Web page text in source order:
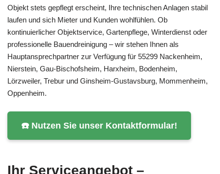
Objekt stets gepflegt erscheint, Ihre technischen Anlagen stabil
laufen und sich Mieter und Kunden wohlfühlen. Ob
kontinuierlicher Objektservice, Gartenpflege, Winterdienst oder
professionelle Bauendreinigung – wir stehen Ihnen als
Hauptansprechpartner zur Verfügung für 55299 Nackenheim,
Nierstein, Gau-Bischofsheim, Harxheim, Bodenheim,
Lörzweiler, Trebur und Ginsheim-Gustavsburg, Mommenheim,
Oppenheim.
☎️ Nutzen Sie unser Kontaktformular!
Ihr Serviceangebot –